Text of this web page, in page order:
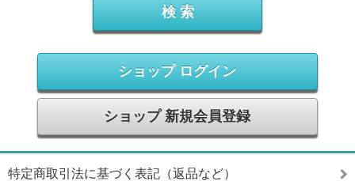
ショップ ログイン
ショップ 新規会員登録
特定商取引法に基づく表記（返品など）